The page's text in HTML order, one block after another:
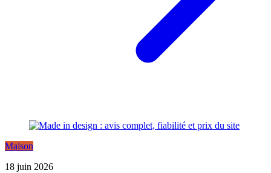
Maison
18 juin 2026